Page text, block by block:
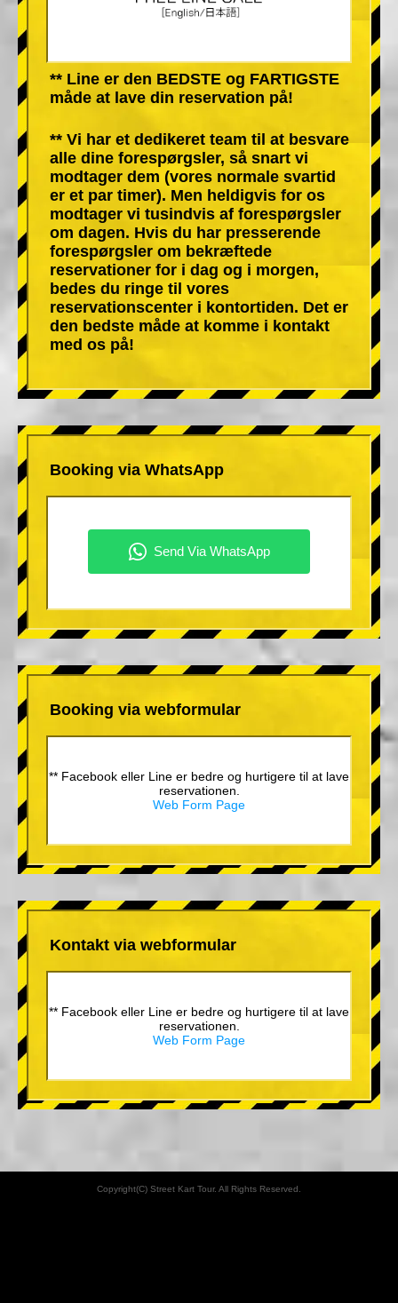
** Line er den BEDSTE og FARTIGSTE
måde at lave din reservation på!
** Vi har et dedikeret team til at besvare
alle dine forespørgsler, så snart vi
modtager dem (vores normale svartid
er et par timer). Men heldigvis for os
modtager vi tusindvis af forespørgsler
om dagen. Hvis du har presserende
forespørgsler om bekræftede
reservationer for i dag og i morgen,
bedes du ringe til vores
reservationscenter i kontortiden. Det er
den bedste måde at komme i kontakt
med os på!
Booking via WhatsApp
Booking via webformular
** Facebook eller Line er bedre og hurtigere til at lave
reservationen.
Web Form Page
Kontakt via webformular
** Facebook eller Line er bedre og hurtigere til at lave
reservationen.
Web Form Page
Copyright(C) Street Kart Tour. All Rights Reserved.